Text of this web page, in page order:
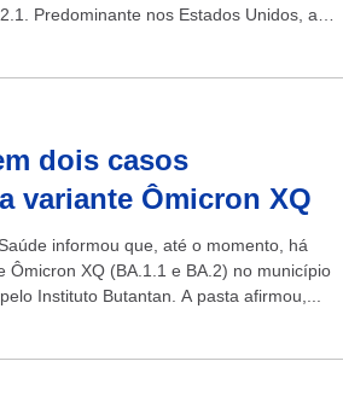
Predominante nos Estados Unidos, a
dois casos
variante Ômicron XQ
informou que, até o momento, há
Ômicron XQ (BA.1.1 e BA.2) no município
Instituto Butantan. A pasta afirmou,...